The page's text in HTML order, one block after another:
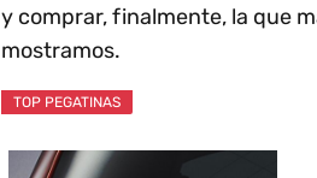
y comprar, finalmente, la que
mostramos.
TOP PEGATINAS